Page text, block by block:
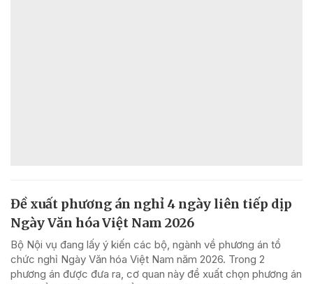
Đề xuất phương án nghỉ 4 ngày liên tiếp dịp
Ngày Văn hóa Việt Nam 2026
Bộ Nội vụ đang lấy ý kiến các bộ, ngành về phương án tổ
chức nghỉ Ngày Văn hóa Việt Nam năm 2026. Trong 2
phương án được đưa ra, cơ quan này đề xuất chọn phương án